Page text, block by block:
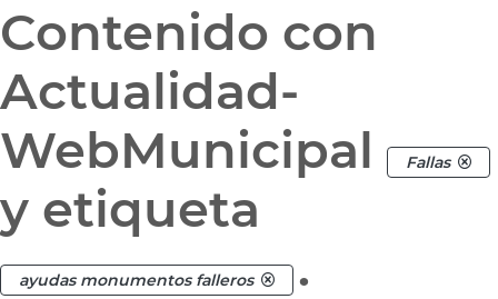
Contenido con
Actualidad-
WebMunicipal
Fallas
y etiqueta
ayudas monumentos falleros .